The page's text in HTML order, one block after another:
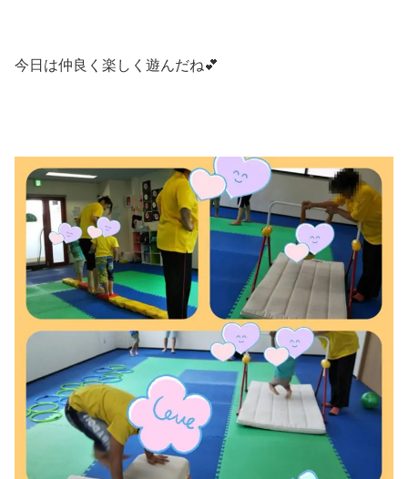
今日は仲良く楽しく遊んだね💕